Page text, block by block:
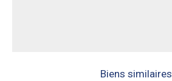
Biens similaires